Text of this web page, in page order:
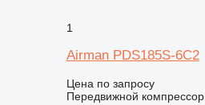
1
Airman PDS185S-6C2
Цена по запросу
Передвижной компрессор